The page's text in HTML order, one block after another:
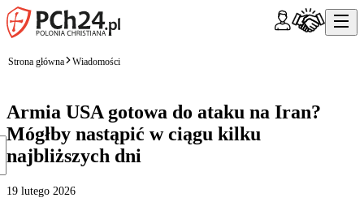
Strona główna Wiadomości
Armia USA gotowa do ataku na Iran?
Mógłby nastąpić w ciągu kilku
najbliższych dni
19 lutego 2026